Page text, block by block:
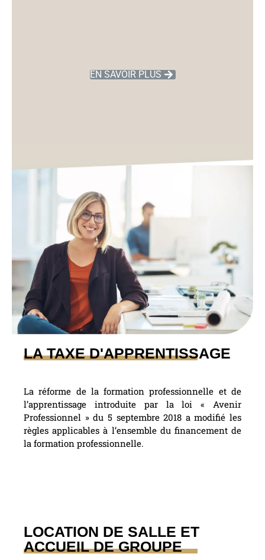
EN SAVOIR PLUS
LA TAXE D'APPRENTISSAGE
La réforme de la formation professionnelle et de
l’apprentissage introduite par la loi « Avenir
Professionnel » du 5 septembre 2018 a modifié les
règles applicables à l’ensemble du financement de
la formation professionnelle.
LOCATION DE SALLE ET
ACCUEIL DE GROUPE